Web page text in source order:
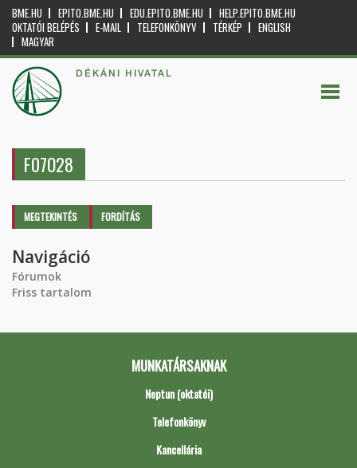
BME.HU EPITO.BME.HU EDU.EPITO.BME.HU
HELP.EPITO.BME.HU
OKTATÓI BELÉPÉS
E-MAIL TELEFONKÖNYV TÉRKÉP
ENGLISH
MAGYAR
DÉKÁNI HIVATAL
F07O28
Elsődleges fülek
MEGTEKINTÉS (AKTÍVFORDÍTÁS
Navigáció
Fórumok
Friss tartalom
MUNKATÁRSAKNAK
Neptun (oktatói)
Telefonkönyv
Kancellária